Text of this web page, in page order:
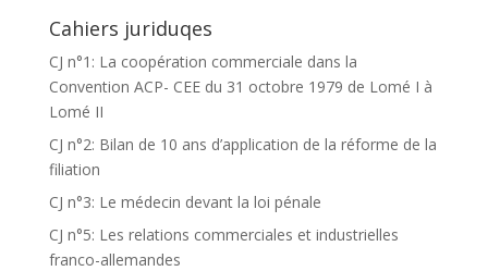
Cahiers juriduqes
CJ n°1: La coopération commerciale dans la
Convention ACP- CEE du 31 octobre 1979 de Lomé I à
Lomé II
CJ n°2: Bilan de 10 ans d’application de la réforme de la
filiation
CJ n°3: Le médecin devant la loi pénale
CJ n°5: Les relations commerciales et industrielles
franco-allemandes